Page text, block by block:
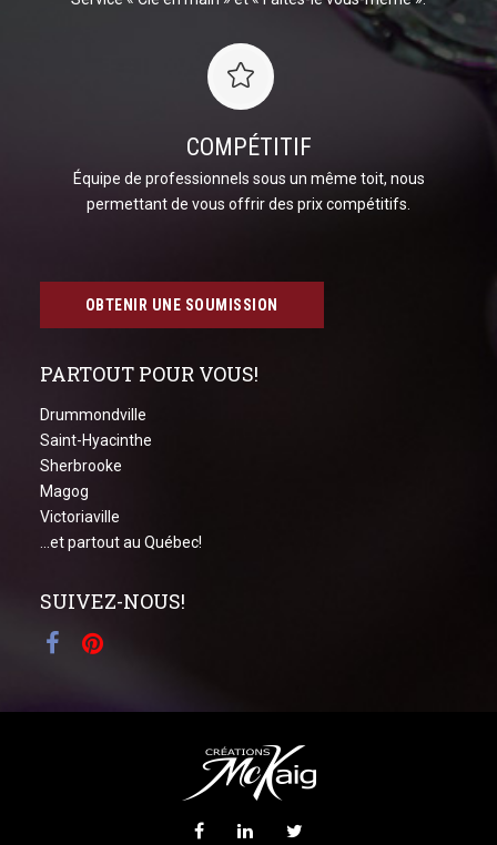
COMPÉTITIF
Équipe de professionnels sous un même toit, nous
permettant de vous offrir des prix compétitifs.
OBTENIR UNE SOUMISSION
PARTOUT POUR VOUS!
Drummondville
Saint-Hyacinthe
Sherbrooke
Magog
Victoriaville
...et partout au Québec!
SUIVEZ-NOUS!